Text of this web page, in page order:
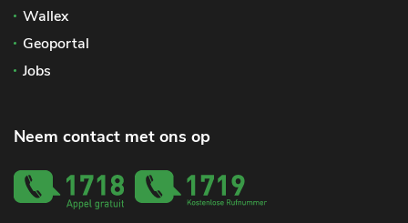
Wallex
Geoportal
Jobs
Neem contact met ons op